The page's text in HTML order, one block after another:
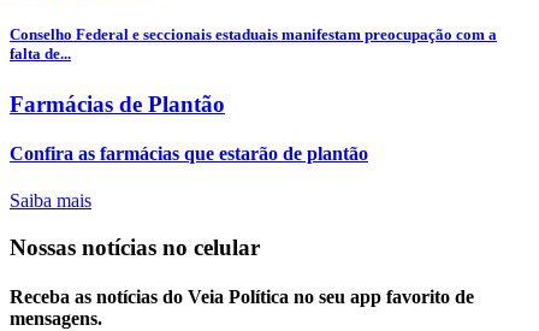
Conselho Federal e seccionais estaduais manifestam preocupação com a
falta de...
Farmácias de Plantão
Confira as farmácias que estarão de plantão
Saiba mais
Nossas notícias no celular
Receba as notícias do Veia Política no seu app favorito de
mensagens.